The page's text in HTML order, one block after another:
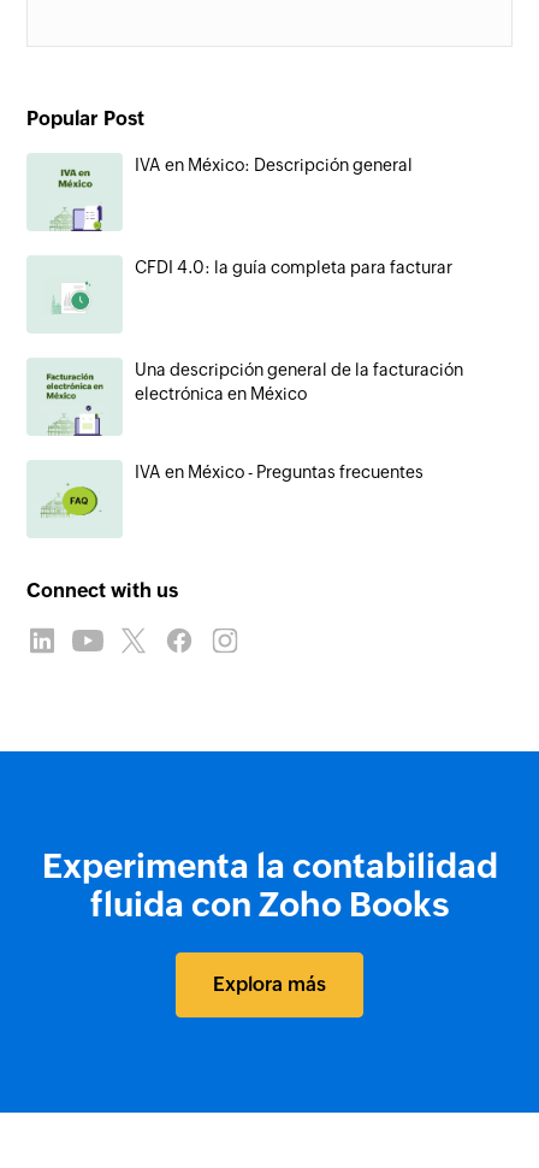
Popular Post
IVA en México: Descripción general
CFDI 4.0: la guía completa para facturar
Una descripción general de la facturación
electrónica en México
IVA en México - Preguntas frecuentes
Connect with us
Experimenta la contabilidad
fluida con Zoho Books
Explora más